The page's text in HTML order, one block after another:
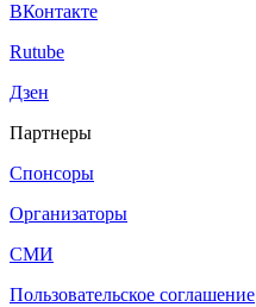
ВКонтакте
Rutube
Дзен
Партнеры
Спонсоры
Организаторы
СМИ
Пользовательское соглашение